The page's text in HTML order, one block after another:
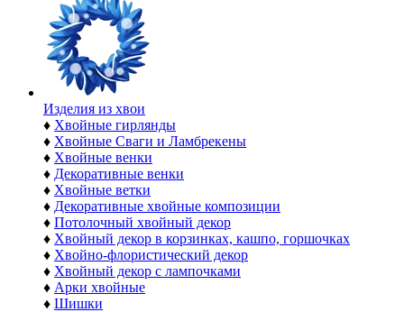
Изделия из хвои
♦ Хвойные гирлянды
♦ Хвойные Сваги и Ламбрекены
♦ Хвойные венки
♦ Декоративные венки
♦ Хвойные ветки
♦ Декоративные хвойные композиции
♦ Потолочный хвойный декор
♦ Хвойный декор в корзинках, кашпо, горшочках
♦ Хвойно-флористический декор
♦ Хвойный декор с лампочками
♦ Арки хвойные
♦ Шишки